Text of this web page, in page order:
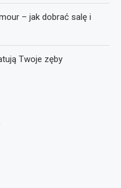
– jak dobrać salę i
Twoje zęby